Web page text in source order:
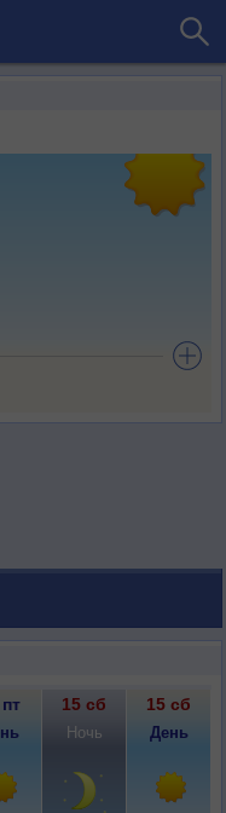
15 сб 15 сб
Ночь День